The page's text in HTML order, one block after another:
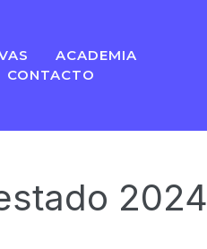
ACADEMIA
CONTACTO
2024